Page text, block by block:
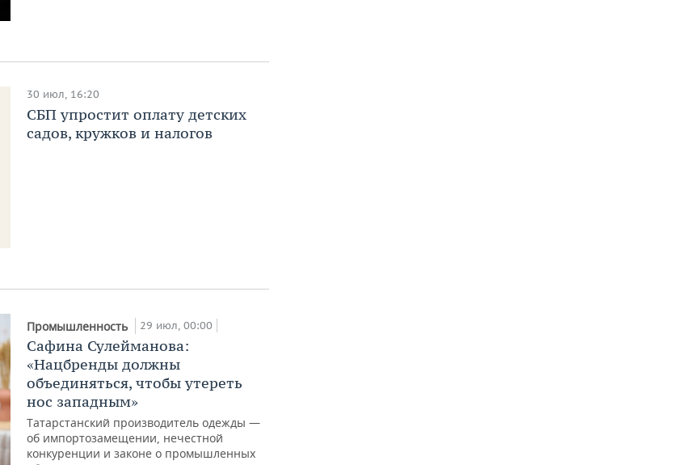
30 июл, 16:20
СБП упростит оплату детских
садов, кружков и налогов
Промышленность 29 июл, 00:00
Сафина Сулейманова:
«Нацбренды должны
объединяться, чтобы утереть
нос западным»
Татарстанский производитель одежды —
об импортозамещении, нечестной
конкуренции и законе о промышленных